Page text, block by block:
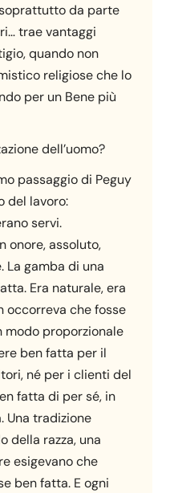
da parte
trae vantaggi
quando non
religiose che lo
per un Bene più
dell’uomo?
passaggio di Peguy
del lavoro:
servi.
onore, assoluto,
La gamba di una
Era naturale, era
occorreva che fosse
modo proporzionale
ben fatta per il
né per i clienti del
fatta di per sé, in
Una tradizione
della razza, una
esigevano che
ben fatta. E ogni